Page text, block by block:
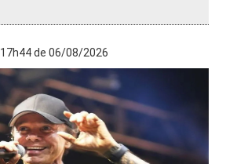
17h44 de 06/08/2026